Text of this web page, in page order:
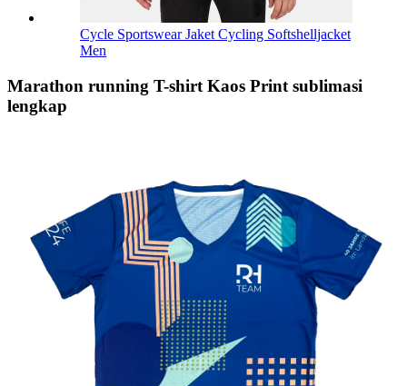
Cycle Sportswear Jaket Cycling Softshelljacket
Men
Marathon running T-shirt Kaos Print sublimasi
lengkap